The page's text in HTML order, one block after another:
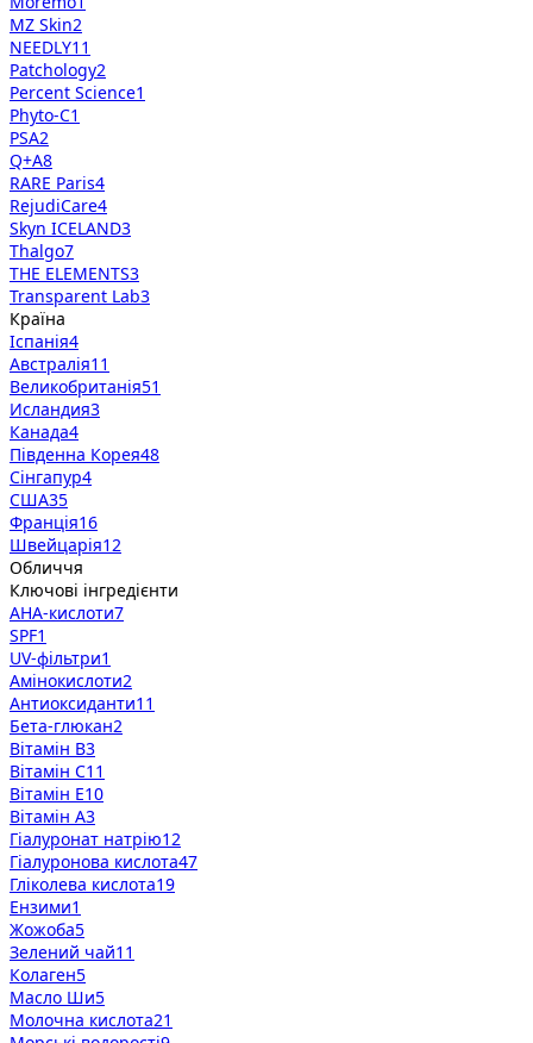
MZ Skin2
NEEDLY11
Patchology2
Percent Science1
Phyto-C1
PSA2
Q+A8
RARE Paris4
RejudiCare4
Skyn ICELAND3
Thalgo7
THE ELEMENTS3
Transparent Lab3
Країна
Іспанія4
Австралія11
Великобританія51
Исландия3
Канада4
Південна Корея48
Сінгапур4
США35
Франція16
Швейцарія12
Обличчя
Ключові інгредієнти
AHA-кислоти7
SPF1
UV-фільтри1
Амінокислоти2
Антиоксиданти11
Бета-глюкан2
Вітамін B3
Вітамін C11
Вітамін E10
Вітамін А3
Гіалуронат натрію12
Гіалуронова кислота47
Гліколева кислота19
Ензими1
Жожоба5
Зелений чай11
Колаген5
Масло Ши5
Молочна кислота21